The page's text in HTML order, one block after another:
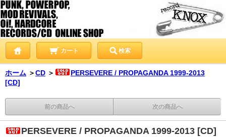
カート 検索
ホーム ＞CD ＞
PERSEVERE / PROPAGANDA 1999-2013
[CD]
前の商品へ 次の商品へ
PERSEVERE / PROPAGANDA 1999-2013 [CD]